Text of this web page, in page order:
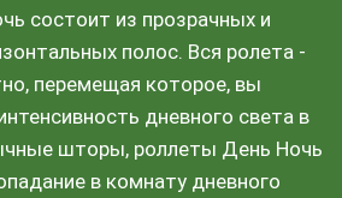
состоит из прозрачных и
полос. Вся ролета -
перемещая которое, вы
дневного света в
шторы, роллеты День Ночь
в комнату дневного